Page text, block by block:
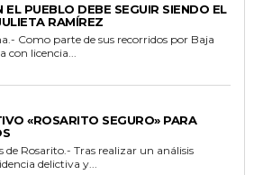
EL PUEBLO DEBE SEGUIR SIENDO EL
RAMÍREZ
con licencia...
«ROSARITO SEGURO» PARA
delictiva y...